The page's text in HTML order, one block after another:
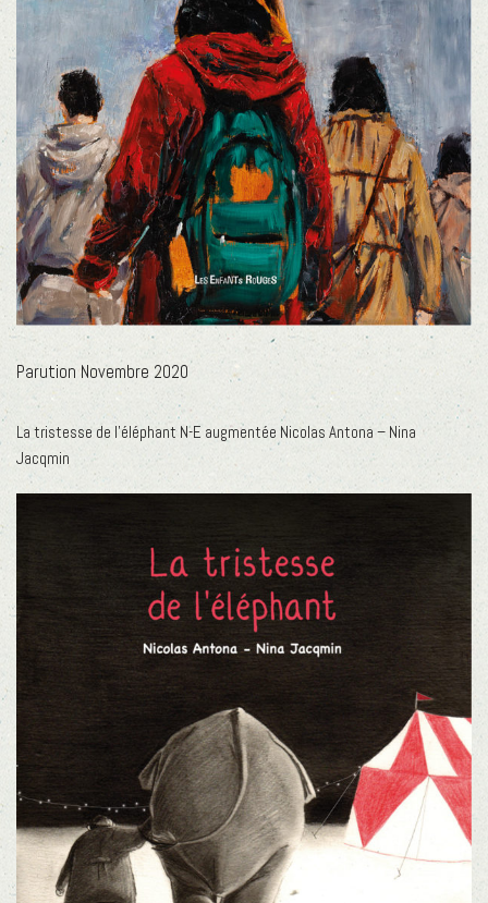
Parution Novembre 2020
La tristesse de l’éléphant N-E augmentée Nicolas Antona – Nina
Jacqmin